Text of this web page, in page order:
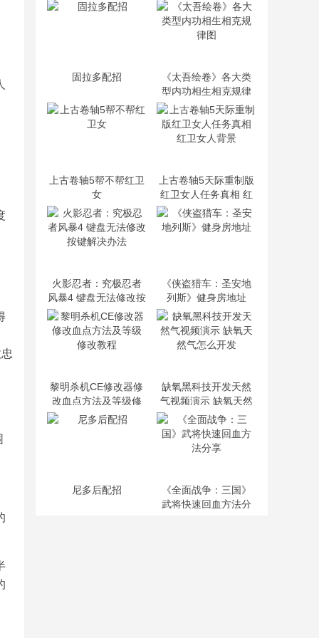
固拉多配招
《太吾绘卷》各大类
型内功相生相克规律
图
上古卷轴5帮不帮红卫
女
上古卷轴5天际重制版
红卫女人任务真相 红
卫女人背景
火影忍者：究极忍者
风暴4 键盘无法修改按
键解决办法
《侠盗猎车：圣安地
列斯》健身房地址
黎明杀机CE修改器修
改血点方法及等级修
改教程
缺氧黑科技开发天然
气视频演示 缺氧天然
气怎么开发
尼多后配招
《全面战争：三国》
武将快速回血方法分